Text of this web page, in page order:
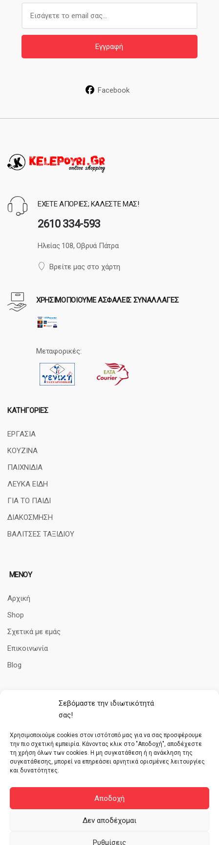
Σεβόμαστε την ιδιωτικότητά
σας!
Χρησιμοποιούμε cookies στον ιστότοπό μας για να σας προσφέρουμε
την πιο σχετική εμπειρία. Κάνοντας κλικ στο "Αποδοχή", αποδέχεστε
τη χρήση όλων των cookies. Η μη συγκατάθεση ή η ανάκληση της
συγκατάθεσης, μπορεί να επηρεάσει αρνητικά ορισμένες λειτουργίες
και δυνατότητες.
Αποδοχή
Δεν αποδέχομαι
Ρυθμίσεις
a
l
Εγγραφή
Facebook
ΕΧΕΤΕ ΑΠΟΡΙΕΣ; ΚΑΛΕΣΤΕ ΜΑΣ!
2610 334-593
Ηλείας 108, Οβρυά Πάτρα
Βρείτε μας στο χάρτη
ΧΡΗΣΙΜΟΠΟΙΟΥΜΕ ΑΣΦΑΛΕΙΣ ΣΥΝΑΛΛΑΓΕΣ
Μεταφορικές:
ΚΑΤΗΓΟΡΊΕΣ
ΕΡΓΑΣΙΑ
ΚΟΥΖΙΝΑ
ΠΑΙΧΝΙΔΙΑ
ΛΕΥΚΑ ΕΙΔΗ
ΓΙΑ ΤΟ ΠΑΙΔΙ
ΔΙΑΚΟΣΜΗΣΗ
ΒΑΛΙΤΣΕΣ ΤΑΞΙΔΙΟΥ
ΜΕΝΟΥ
Αρχική
Shop
Σχετικά με εμάς
Επικοινωνία
Blog
Πολιτική cookies
Τρόποι Πληρωμής
Επιστροφές – Αλλαγές – Ακυρώσεις